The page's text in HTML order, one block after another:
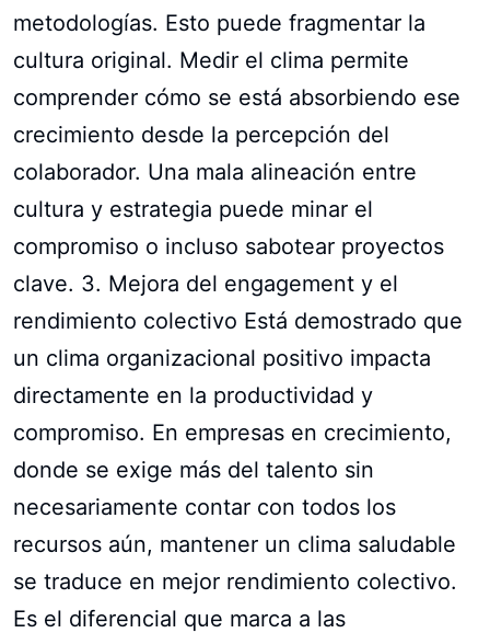
metodologías. Esto puede fragmentar la
cultura original. Medir el clima permite
comprender cómo se está absorbiendo ese
crecimiento desde la percepción del
colaborador. Una mala alineación entre
cultura y estrategia puede minar el
compromiso o incluso sabotear proyectos
clave. 3. Mejora del engagement y el
rendimiento colectivo Está demostrado que
un clima organizacional positivo impacta
directamente en la productividad y
compromiso. En empresas en crecimiento,
donde se exige más del talento sin
necesariamente contar con todos los
recursos aún, mantener un clima saludable
se traduce en mejor rendimiento colectivo.
Es el diferencial que marca a las